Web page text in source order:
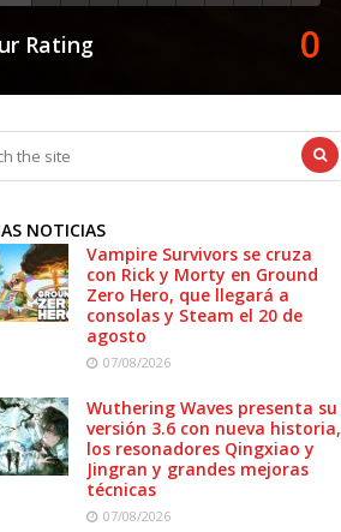
Rating 0
NOTICIAS
Vampire Survivors se cruza
con Rick y Morty en Ground
Zero Hero, que llegará a
consolas y Steam el 20 de
agosto
07/08/2026
Wuthering Waves presenta su
versión 3.6 con nueva historia,
los resonadores Qingxiao y
Jingran y grandes mejoras
técnicas
07/08/2026